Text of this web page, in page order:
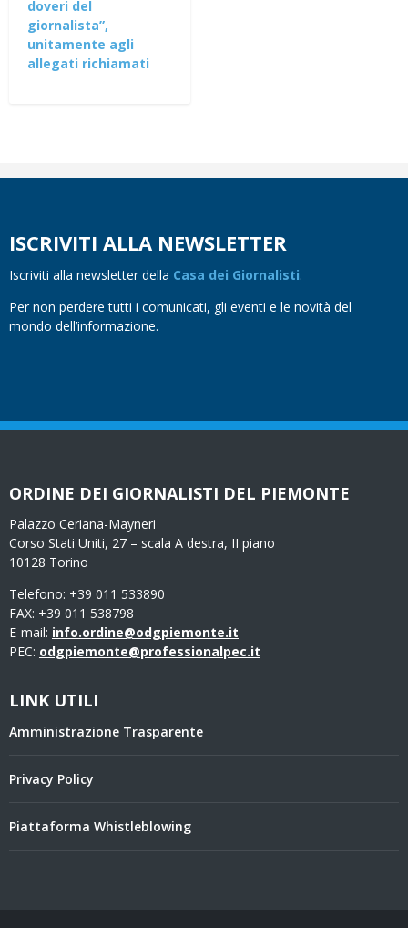
doveri del
giornalista”,
unitamente agli
allegati richiamati
ISCRIVITI ALLA NEWSLETTER
Iscriviti alla newsletter della Casa dei Giornalisti.
Per non perdere tutti i comunicati, gli eventi e le novità del
mondo dell’informazione.
ORDINE DEI GIORNALISTI DEL PIEMONTE
Palazzo Ceriana-Mayneri
Corso Stati Uniti, 27 – scala A destra, II piano
10128 Torino
Telefono: +39 011 533890
FAX: +39 011 538798
E-mail: info.ordine@odgpiemonte.it
PEC: odgpiemonte@professionalpec.it
LINK UTILI
Amministrazione Trasparente
Privacy Policy
Piattaforma Whistleblowing